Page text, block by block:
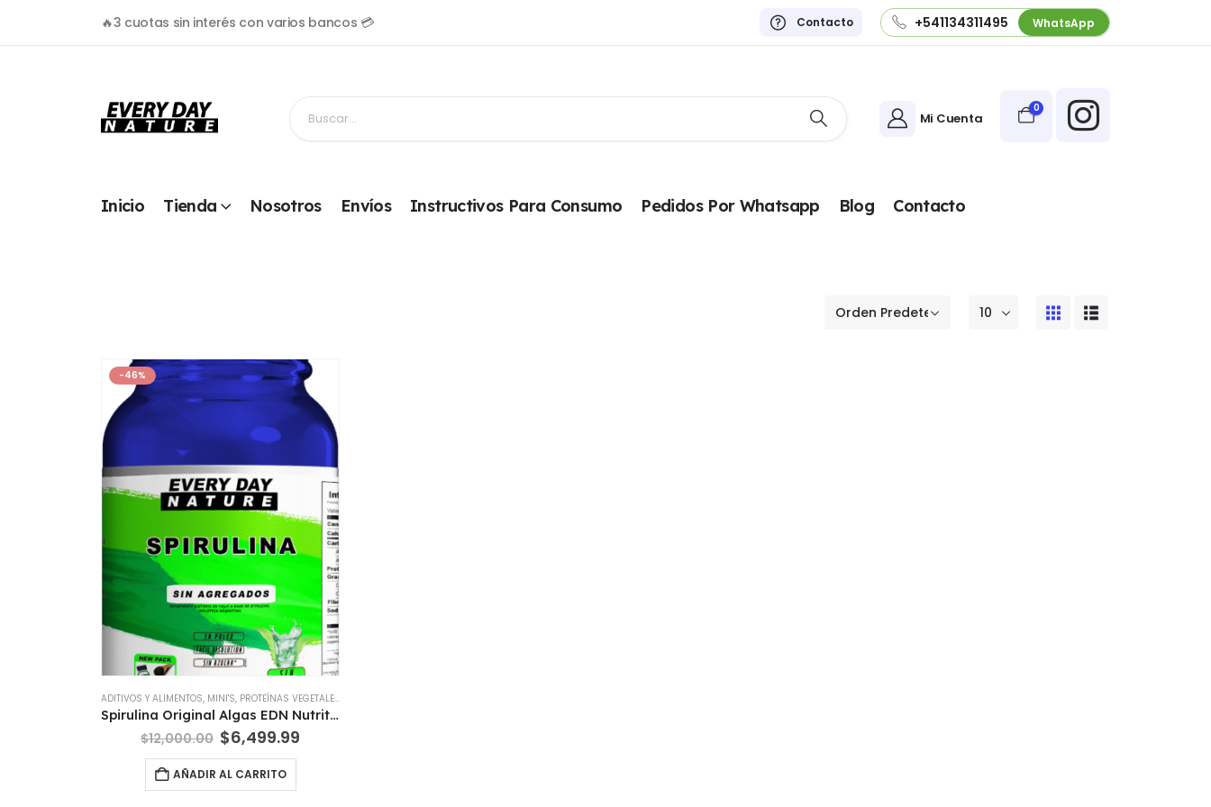
🔥3 cuotas sin interés con varios bancos 💳 Contacto +541134311495 WhatsApp
Mi Cuenta
0
Inicio Tienda Nosotros Envíos Instructivos Para Consumo Pedidos Por Whatsapp Blog Contacto
-46%
ADITIVOS Y ALIMENTOS, MINI'S, PROTEÍNAS VEGETALES
Spirulina Original Algas EDN Nutrition Premium 50 Gr
$12,000.00 El
precio
original
era:
$6,499.99
AÑADIR AL CARRITO